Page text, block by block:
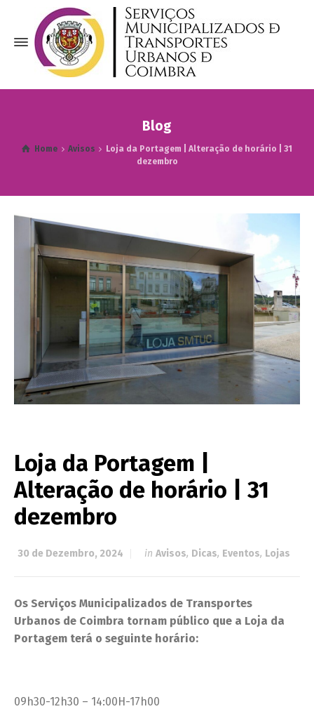
Blog
Home Avisos
Loja da Portagem | Alteração de horário | 31
dezembro
Loja da Portagem |
Alteração de horário | 31
dezembro
30 de Dezembro, 2024 in Avisos, Dicas, Eventos, Lojas
Os Serviços Municipalizados de Transportes
Urbanos de Coimbra tornam público que a Loja da
Portagem terá o seguinte horário:
09h30-12h30 – 14:00H-17h00